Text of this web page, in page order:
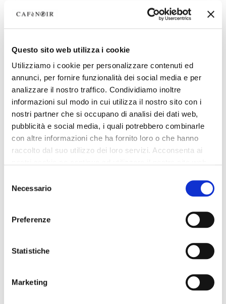
Questo sito web utilizza i cookie
Utilizziamo i cookie per personalizzare contenuti ed
annunci, per fornire funzionalità dei social media e per
analizzare il nostro traffico. Condividiamo inoltre
informazioni sul modo in cui utilizza il nostro sito con i
nostri partner che si occupano di analisi dei dati web,
pubblicità e social media, i quali potrebbero combinarle
con altre informazioni che ha fornito loro o che hanno
raccolto dal suo utilizzo dei loro servizi. Acconsenta ai
delNecessario
Preferenze
Statistiche
Marketing